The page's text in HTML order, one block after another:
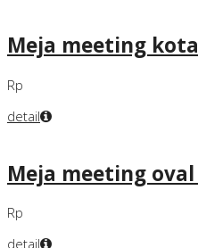
Meja meeting
Rp
detail
Meja meeting oval
Rp
detail